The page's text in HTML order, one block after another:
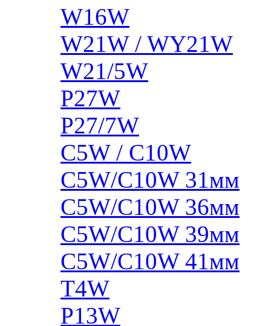
W16W
W21W / WY21W
W21/5W
P27W
P27/7W
C5W / C10W
C5W/C10W 31мм
C5W/C10W 36мм
C5W/C10W 39мм
C5W/C10W 41мм
T4W
P13W